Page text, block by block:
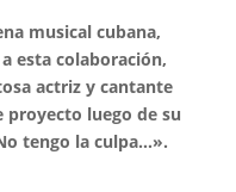
musical cubana,
esta colaboración,
actriz y cantante
proyecto luego de su
tengo la culpa…».